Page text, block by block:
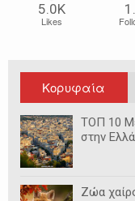
5.0Κ
Likes
Κορυφαία
ΤΟΠ 10
στην
Ζώα